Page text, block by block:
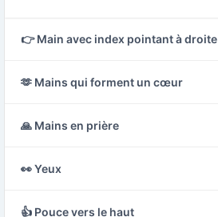
👉 Main avec index pointant à droite
🫶 Mains qui forment un cœur
🙏 Mains en prière
👀 Yeux
👍 Pouce vers le haut